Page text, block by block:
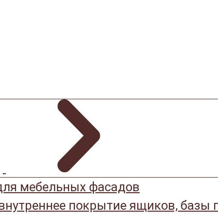
мебельных фасадов
покрытие ящиков, базы